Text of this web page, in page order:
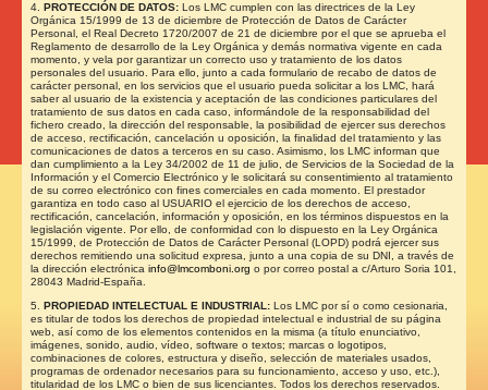
4.PROTECCIÓN DE DATOS:Los LMC cumplen con las directrices de la Ley
Orgánica 15/1999 de 13 de diciembre de Protección de Datos de Carácter
Personal, el Real Decreto 1720/2007 de 21 de diciembre por el que se aprueba el
Reglamento de desarrollo de la Ley Orgánica y demás normativa vigente en cada
momento, y vela por garantizar un correcto uso y tratamiento de los datos
personales del usuario. Para ello, junto a cada formulario de recabo de datos de
carácter personal, en los servicios que el usuario pueda solicitar a los LMC, hará
saber al usuario de la existencia y aceptación de las condiciones particulares del
tratamiento de sus datos en cada caso, informándole de la responsabilidad del
fichero creado, la dirección del responsable, la posibilidad de ejercer sus derechos
de acceso, rectificación, cancelación u oposición, la finalidad del tratamiento y las
comunicaciones de datos a terceros en su caso. Asimismo, los LMC informan que
dan cumplimiento a la Ley 34/2002 de 11 de julio, de Servicios de la Sociedad de la
Información y el Comercio Electrónico y le solicitará su consentimiento al tratamiento
de su correo electrónico con fines comerciales en cada momento. El prestador
garantiza en todo caso al USUARIO el ejercicio de los derechos de acceso,
rectificación, cancelación, información y oposición, en los términos dispuestos en la
legislación vigente. Por ello, de conformidad con lo dispuesto en la Ley Orgánica
15/1999, de Protección de Datos de Carácter Personal (LOPD) podrá ejercer sus
derechos remitiendo una solicitud expresa, junto a una copia de su DNI, a través de
la dirección electrónicainfo@lmcomboni.org o por correo postal a c/Arturo Soria 101,
28043 Madrid-España.
5.PROPIEDAD INTELECTUAL E INDUSTRIAL:Los LMC por sí o como cesionaria,
es titular de todos los derechos de propiedad intelectual e industrial de su página
web, así como de los elementos contenidos en la misma (a título enunciativo,
imágenes, sonido, audio, vídeo, software o textos; marcas o logotipos,
combinaciones de colores, estructura y diseño, selección de materiales usados,
programas de ordenador necesarios para su funcionamiento, acceso y uso, etc.),
titularidad de los LMC o bien de sus licenciantes. Todos los derechos reservados.